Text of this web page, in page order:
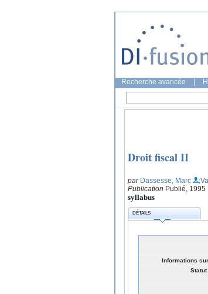
Recherche avancée
Droit fiscal II
par Dassesse, Marc
Publication Publié, 1995
syllabus
DÉTAILS
Informations